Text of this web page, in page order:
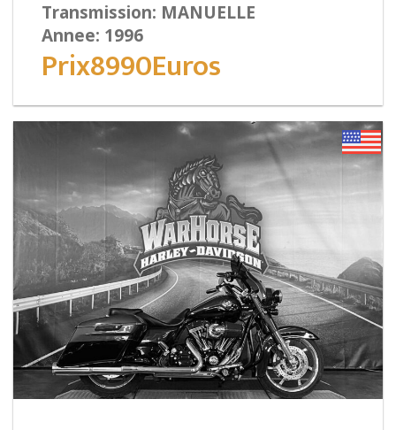
Transmission: MANUELLE
Annee: 1996
Prix8990Euros